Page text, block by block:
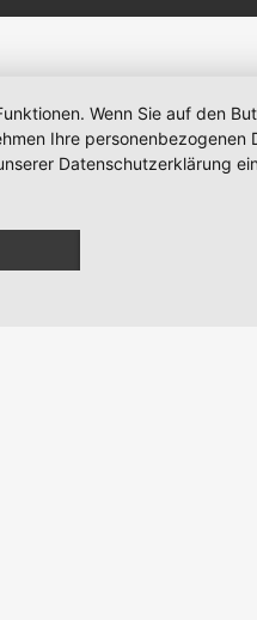
Wenn Sie auf den
Ihre personenbezogenen
Datenschutzerklärung